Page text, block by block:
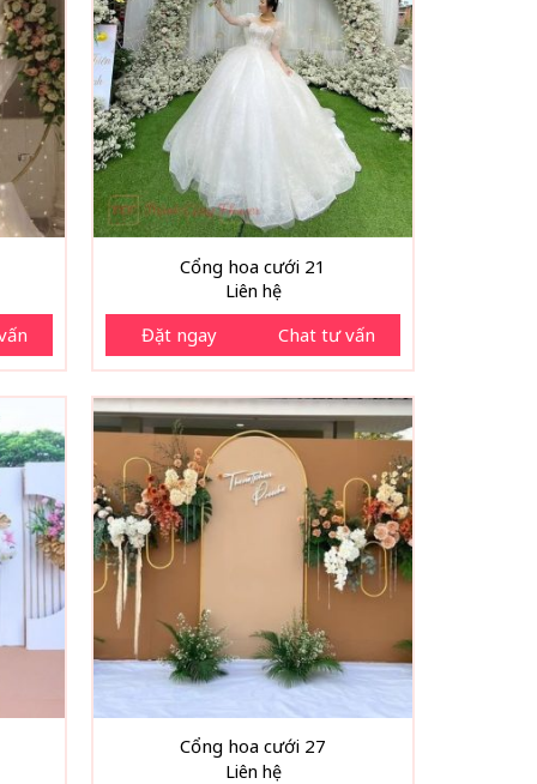
Cổng hoa cưới 21
Liên hệ
Đặt ngay Chat tư vấn
Cổng hoa cưới 27
Liên hệ